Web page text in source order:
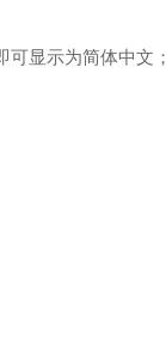
显示为简体中文；